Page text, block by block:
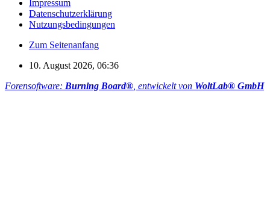
Impressum
Datenschutzerklärung
Nutzungsbedingungen
Zum Seitenanfang
10. August 2026, 06:36
Forensoftware: Burning Board® , entwickelt von WoltLab® GmbH